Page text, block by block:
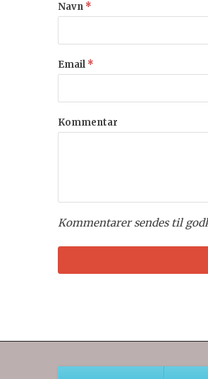
Navn *
Email *
Kommentar
Kommentarer sendes til